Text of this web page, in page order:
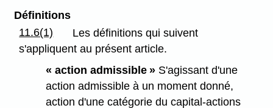
Définitions
11.6(1)
Les définitions qui suivent
s'appliquent au présent article.
« action admissible » S'agissant d'une
action admissible à un moment donné,
action d'une catégorie du capital-actions